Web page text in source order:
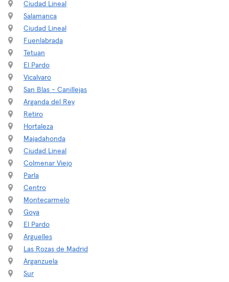
Ciudad Lineal
Salamanca
Ciudad Lineal
Fuenlabrada
Tetuan
El Pardo
Vicalvaro
San Blas - Canillejas
Arganda del Rey
Retiro
Hortaleza
Majadahonda
Ciudad Lineal
Colmenar Viejo
Parla
Centro
Montecarmelo
Goya
El Pardo
Arguelles
Las Rozas de Madrid
Arganzuela
Sur